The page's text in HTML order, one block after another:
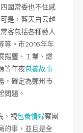
國常委也不住感
是，藍天白云越
客包括各種藝人
等。市2016年年
揚塵、工業、燃
等年夜包養故事
，確定為鄭州市
問題。
，視包養情婦察團
的事，並且是全